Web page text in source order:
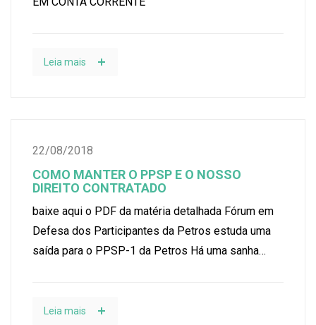
Leia mais
22/08/2018
COMO MANTER O PPSP E O NOSSO
DIREITO CONTRATADO
baixe aqui o PDF da matéria detalhada Fórum em
Defesa dos Participantes da Petros estuda uma
saída para o PPSP-1 da Petros Há uma sanha…
Leia mais